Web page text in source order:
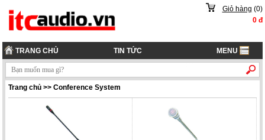
Giỏ hàng (0)
0đ
TRANG CHỦ TIN TỨC MENU
Trang chủ >>Conference System